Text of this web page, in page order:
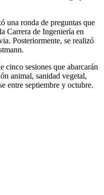
una ronda de preguntas que
Carrera de Ingeniería en
Posteriormente, se realizó
cinco sesiones que abarcarán
animal, sanidad vegetal,
entre septiembre y octubre.